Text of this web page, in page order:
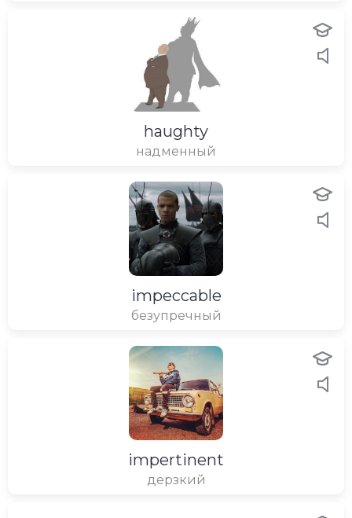
haughty
надменный
impeccable
безупречный
impertinent
дерзкий